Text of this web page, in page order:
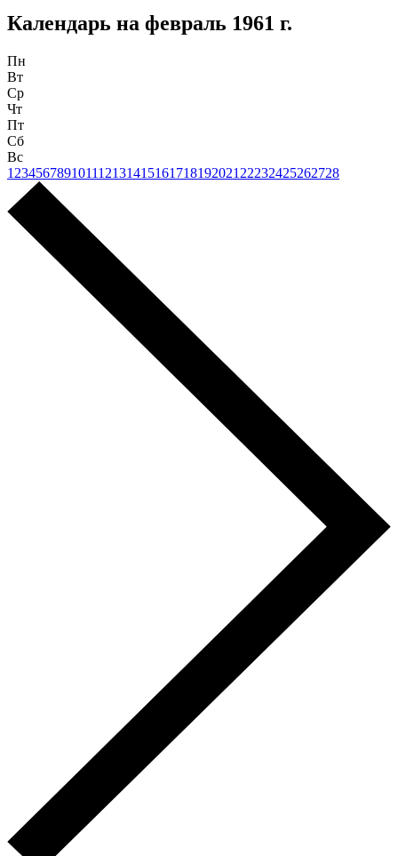
Календарь на февраль 1961 г.
Пн
Вт
Ср
Чт
Пт
Сб
Вс
1 23456789101112131415161718192021 22232425262728